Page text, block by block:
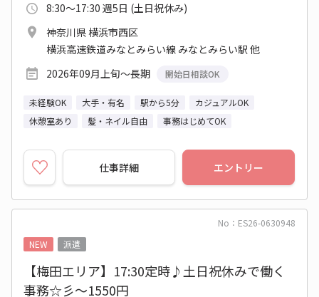
8:30～17:30 週5日 (土日祝休み)
神奈川県 横浜市西区
横浜高速鉄道みなとみらい線 みなとみらい駅 他
2026年09月上旬～長期
開始日相談OK
未経験OK 大手・有名 駅から5分
カジュアルOK
休憩室あり
髪・ネイル自由 事務はじめてOK
仕事詳細 エントリー
No：ES26-0630948
NEW
派遣
【梅田エリア】17:30定時♪土日祝休みで働く
事務☆彡～1550円